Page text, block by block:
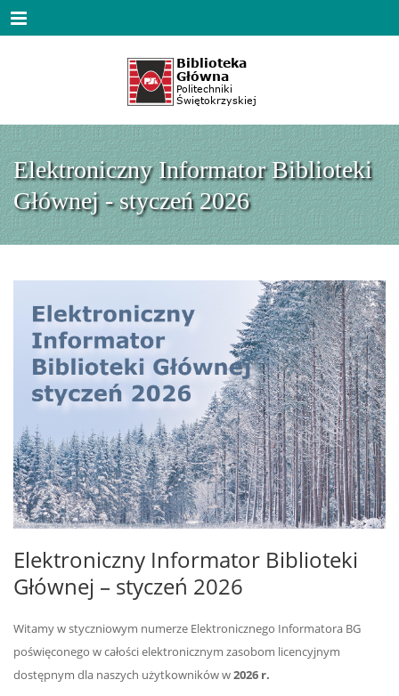
Menu
Elektroniczny Informator Biblioteki
Głównej - styczeń 2026
Elektroniczny Informator Biblioteki
Głównej – styczeń 2026
Witamy w styczniowym numerze Elektronicznego Informatora BG
poświęconego w całości elektronicznym zasobom licencyjnym
dostępnym dla naszych użytkowników w2026 r.